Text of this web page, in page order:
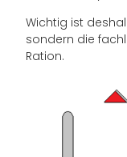
Wichtig ist
sondern die
Ration.